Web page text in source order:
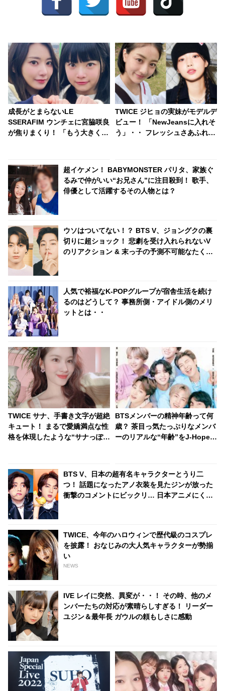
成長がとまらないLE
SSERAFIM ウンチェに宮脇咲良
が焦りまくり！ 「もう大きくな
TWICE ジヒョの実妹がモデルデ
ビュー！ 「NewJeansに入れそ
う」・・ フレッシュさあふれる
超イケメン！ BABYMONSTER パリタ、家族ぐ
るみで仲がいい“お兄さん”に注目殺到！ 歌手、
俳優として活躍するその人物とは？
ウソはついてない！？ BTS V、ジョングクの裏
切りに超ショック！ 悲劇を受け入れられないV
のリアクション & 末っ子の予測不可能なたくら
人気で裕福なK-POPグループが宿舎生活を続け
るのはどうして？ 事務所側・アイドル側のメリ
ットとは・・
TWICE サナ、手書き文字が超絶
キュート！ まるで愛嬌満点な性
格を体現したような“サナっぽ
BTSメンバーの精神年齢って何
歳？ 茶目っ気たっぷりなメンバ
ーのリアルな“年齢”をJ-Hopeが
BTS V、日本の超有名キャラクターとうり二
つ！ 話題になったアノ衣装を見たジンが放った
衝撃のコメントにビックリ… 日本アニメにくわ
TWICE、今年のハロウィンで歴代級のコスプレ
を披露！ おなじみの大人気キャラクターが勢揃
い
NEWS
IVE レイに突然、異変が・・！ その時、他のメ
ンバーたちの対応が素晴らしすぎる！ リーダー
ユジン＆最年長 ガウルの頼もしさに感動